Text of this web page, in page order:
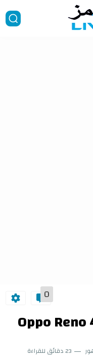
0
23 دقائق للقراءة